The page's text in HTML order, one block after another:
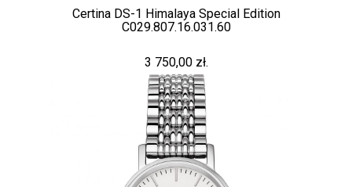
Certina DS-1 Himalaya Special Edition
C029.807.16.031.60
3 750,00 zł.